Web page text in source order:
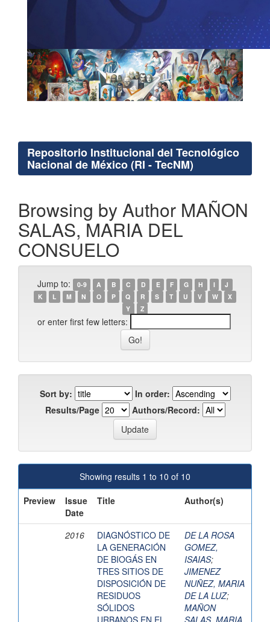
Repositorio Institucional del Tecnológico
Nacional de México (RI - TecNM)
Browsing by Author MAÑON
SALAS, MARIA DEL
CONSUELO
Jump to: 0-9 A B C D E F G H I
J
K
L M N O P Q R S T U V W
X
Y
Z
or enter first few letters:
Sort by:
In order:
Results/Page
Authors/Record:
Showing results 1 to 10 of 10
Preview
Issue
Date
Title Author(s)
2016
DIAGNÓSTICO DE
LA GENERACIÓN
DE BIOGÁS EN
TRES SITIOS DE
DISPOSICIÓN DE
RESIDUOS
SÓLIDOS
DE LA ROSA
GOMEZ,
ISAIAS;
JIMENEZ
NUÑEZ, MARIA
DE LA LUZ;
MAÑON